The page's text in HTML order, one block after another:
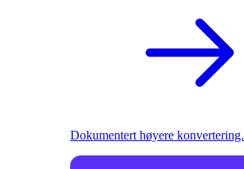
Dokumentert høyere konvertering.